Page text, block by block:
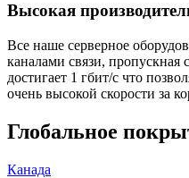
Высокая
Все наше серверное
каналами связи, пропускная
достигает 1 гбит/с что
очень высокой скорости за
Глобальное
Канада